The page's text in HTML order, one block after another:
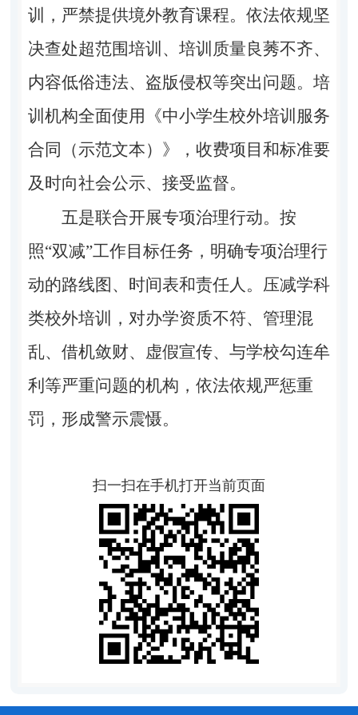
训，严禁提供境外教育课程。依法依规坚
决查处超范围培训、培训质量良莠不齐、
内容低俗违法、盗版侵权等突出问题。培
训机构全面使用《中小学生校外培训服务
合同（示范文本）》，收费项目和标准要
及时向社会公示、接受监督。
五是联合开展专项治理行动。 按
照“双减”工作目标任务，明确专项治理行
动的路线图、时间表和责任人。压减学科
类校外培训，对办学资质不符、管理混
乱、借机敛财、虚假宣传、与学校勾连牟
利等严重问题的机构，依法依规严惩重
罚，形成警示震慑。
扫一扫在手机打开当前页面